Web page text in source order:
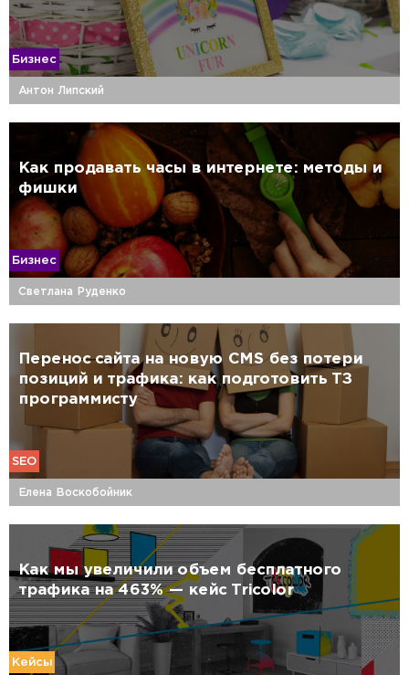
Бизнес
Антон Липский
Как продавать часы в интернете: методы и
фишки
Бизнес
Светлана Руденко
Перенос сайта на новую CMS без потери
позиций и трафика: как подготовить ТЗ
программисту
SEO
Елена Воскобойник
Как мы увеличили объем бесплатного
трафика на 463% — кейс Tricolor
Кейсы